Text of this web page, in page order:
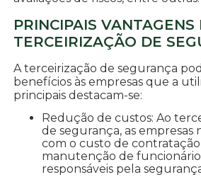
PRINCIPAIS VANTAGENS
TERCEIRIZAÇÃO DE
A terceirização de segurança
benefícios às empresas que a
principais destacam-se:
Redução de custos: Ao terceirizar os serviços
de segurança, as empresas
com o custo de
manutenção de
responsáveis pela